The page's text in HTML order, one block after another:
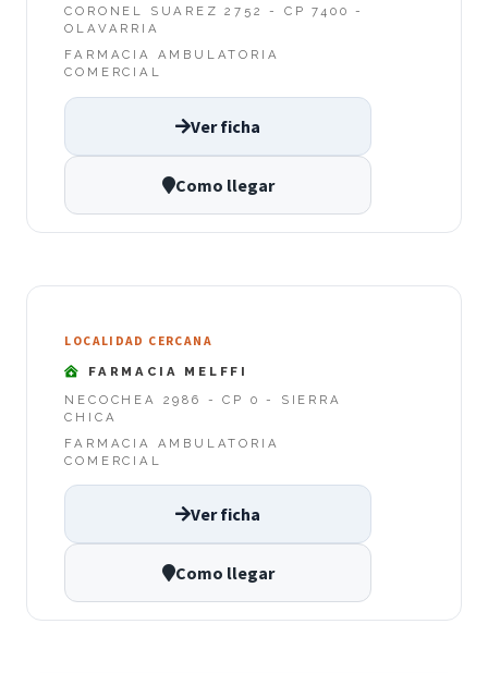
CORONEL SUAREZ 2752 - CP 7400 -
OLAVARRIA
FARMACIA AMBULATORIA
COMERCIAL
Ver ficha
Como llegar
LOCALIDAD CERCANA
FARMACIA MELFFI
NECOCHEA 2986 - CP 0 - SIERRA
CHICA
FARMACIA AMBULATORIA
COMERCIAL
Ver ficha
Como llegar